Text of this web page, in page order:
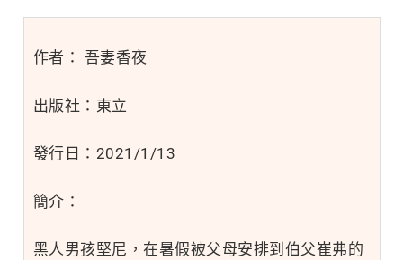
作者： 吾妻香夜
出版社：東立
發行日：2021/1/13
簡介：
黑人男孩堅尼，在暑假被父母安排到伯父崔弗的